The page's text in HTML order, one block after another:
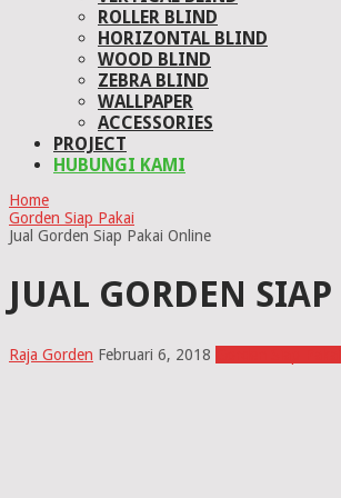
ROLLER BLIND
HORIZONTAL BLIND
WOOD BLIND
ZEBRA BLIND
WALLPAPER
ACCESSORIES
PROJECT
HUBUNGI KAMI
Home
Gorden Siap Pakai
Jual Gorden Siap Pakai Online
JUAL GORDEN
Raja Gorden Februari 6, 2018